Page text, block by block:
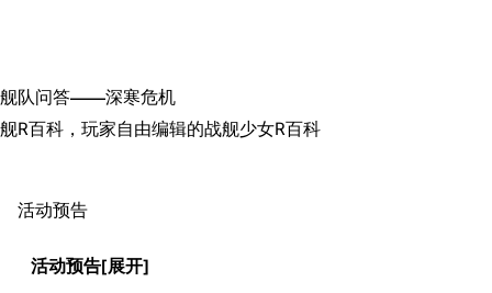
舰队问答——深寒危机
舰R百科，玩家自由编辑的战舰少女R百科
活动预告
活动预告